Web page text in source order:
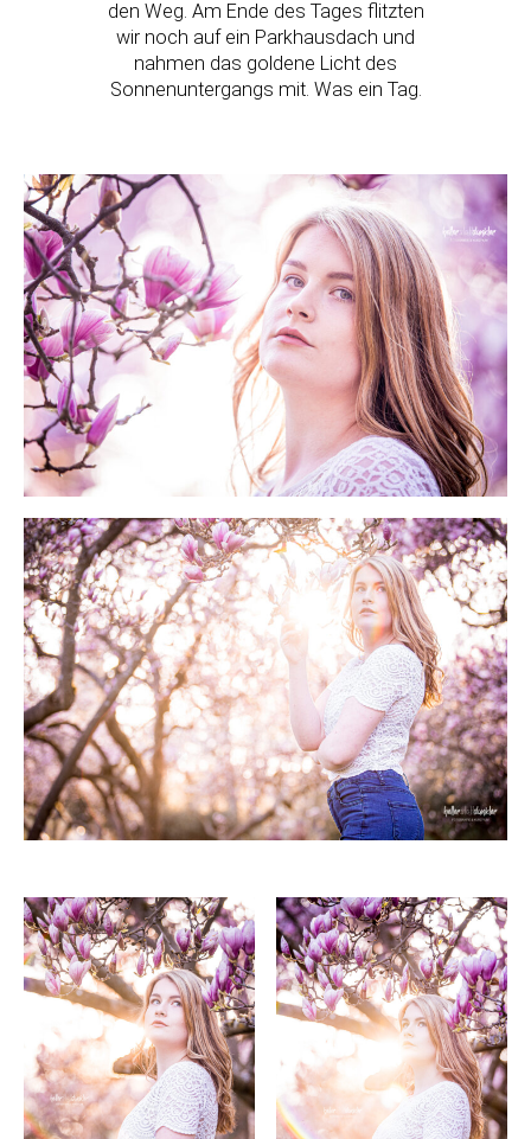
den Weg. Am Ende des Tages flitzten
wir noch auf ein Parkhausdach und
nahmen das goldene Licht des
Sonnenuntergangs mit. Was ein Tag.